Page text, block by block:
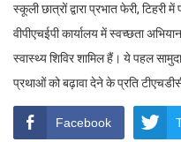
स्कूली छात्रों द्वारा प्रभात फेरी,
वीपीएचईपी कार्यालय में स्वच्छता
स्वास्थ्य शिविर शामिल हैं। ये पहल
प्रथाओं को बढ़ावा देने के प्रति
Facebook